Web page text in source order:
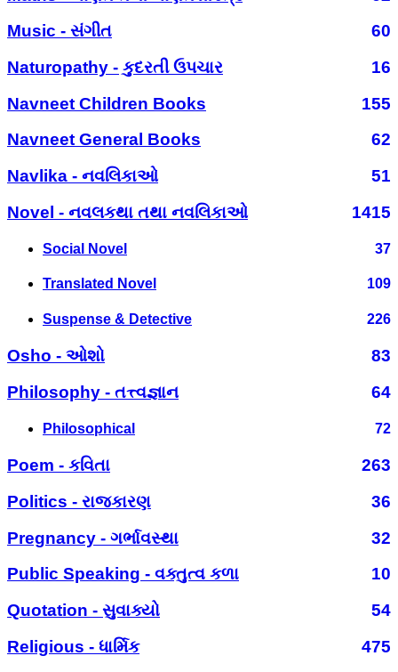
Music - સંગીત
60
Naturopathy - કુદરતી ઉપચાર
16
Navneet Children Books
155
Navneet General Books
62
Navlika - નવલિકાઓ
51
Novel - નવલકથા તથા નવલિકાઓ
1415
Social Novel 37
Translated Novel 109
Suspense & Detective 226
Osho - ઓશો
83
Philosophy - તત્ત્વજ્ઞાન
64
Philosophical 72
Poem - કવિતા
263
Politics - રાજકારણ
36
Pregnancy - ગર્ભાવસ્થા
32
Public Speaking - વક્તુત્વ કળા
10
Quotation - સુવાક્યો
54
Religious - ધાર્મિક
475